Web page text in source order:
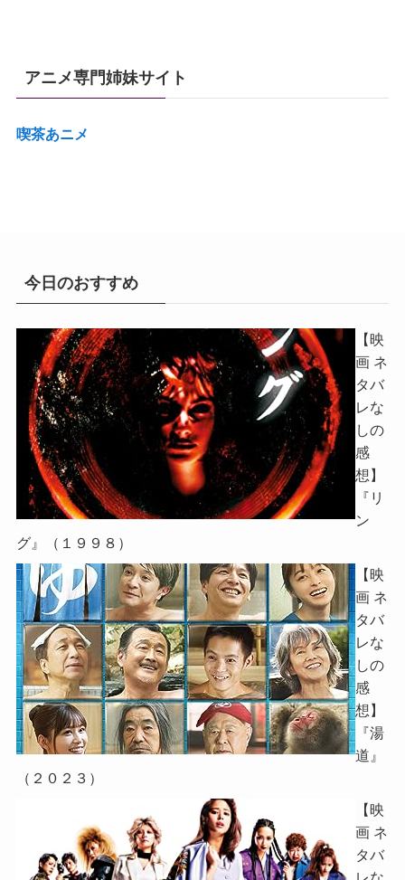
アニメ専門姉妹サイト
喫茶あニメ
今日のおすすめ
【映
画 ネ
タバ
レな
しの
感
想】
『リ
ン
グ』（１９９８）
【映
画 ネ
タバ
レな
しの
感
想】
『湯
道』
（２０２３）
【映
画 ネ
タバ